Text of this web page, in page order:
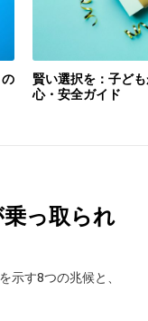
賢い選択を：子ど
心・安全ガイド
っ取られ
示す8つの兆候と、